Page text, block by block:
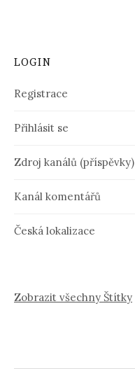
LOGIN
Registrace
Přihlásit se
Zdroj kanálů (příspěvky)
Kanál komentářů
Česká lokalizace
Zobrazit všechny Štítky